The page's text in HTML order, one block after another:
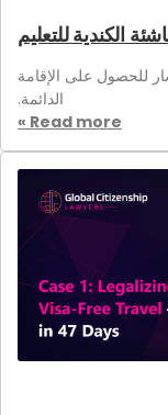
الكندية للتعليم
للحصول على الإقامة
الدائمة.
Read more »